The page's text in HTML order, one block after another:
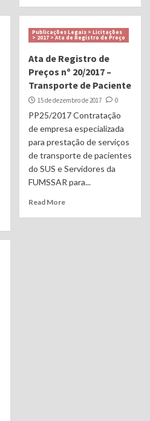
Publicações Legais > Licitações
> 2017 > Ata de Registro de Preço
Ata de Registro de
Preços nº 20/2017 –
Transporte de Paciente
15 de dezembro de 2017 0
PP25/2017 Contratação
de empresa especializada
para prestação de serviços
de transporte de pacientes
do SUS e Servidores da
FUMSSAR para...
Read More